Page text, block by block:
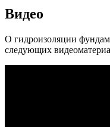
Видео
О гидроизоляции
следующих